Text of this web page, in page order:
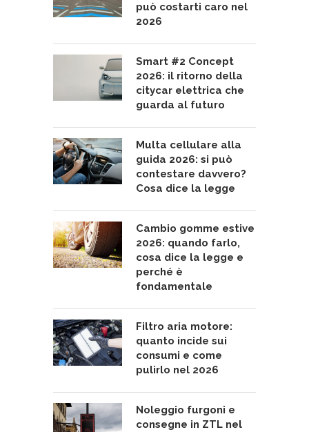
può costarti caro nel
2026
Smart #2 Concept
2026: il ritorno della
citycar elettrica che
guarda al futuro
Multa cellulare alla
guida 2026: si può
contestare davvero?
Cosa dice la legge
Cambio gomme estive
2026: quando farlo,
cosa dice la legge e
perché è
fondamentale
Filtro aria motore:
quanto incide sui
consumi e come
pulirlo nel 2026
Noleggio furgoni e
consegne in ZTL nel